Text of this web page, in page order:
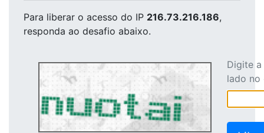
Para liberar o acesso do IP 216.73.216.186,
responda ao desafio abaixo.
Digite
lado no